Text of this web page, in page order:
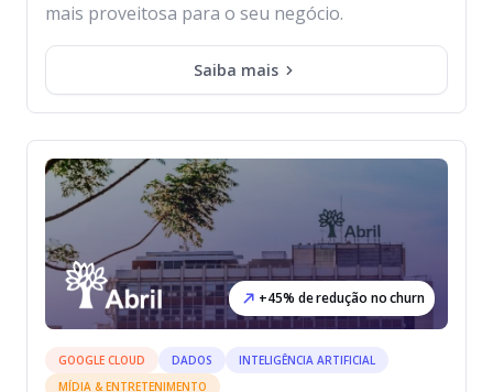
mais proveitosa para o seu negócio.
Saiba mais
+45% de redução no churn
GOOGLE CLOUD DADOS
INTELIGÊNCIA ARTIFICIAL
MÍDIA & ENTRETENIMENTO